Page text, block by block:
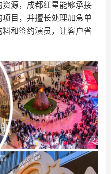
源，成都红星能够承接
目，并擅长处理加急单
和签约演员，让客户省